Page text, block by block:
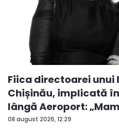
08 august 2026, 12:29
Fiica directoarei unui
Chișinău, implicată
lângă Aeroport:
ac...